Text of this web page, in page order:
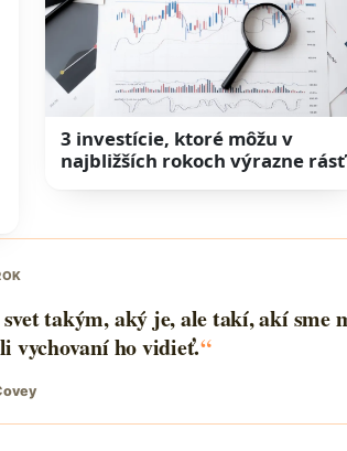
3 investície, ktoré môžu v
najbližších rokoch výrazne rásť